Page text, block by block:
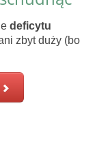
deficytu
zbyt duży (bo